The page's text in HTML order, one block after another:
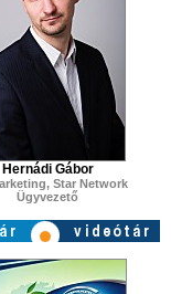
Hernádi Gábor
Star Network
Ügyvezető